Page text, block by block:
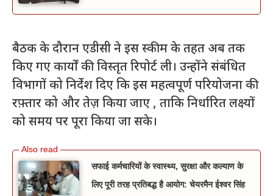
बैठक के दौरान एडीसी ने इस स्कीम के तहत अब तक
किए गए कार्यों की विस्तृत रिपोर्ट ली। उन्होंने संबंधित
विभागों को निर्देश दिए कि इस महत्वपूर्ण परियोजना की
रफ़्तार को और तेज़ किया जाए , ताकि निर्धारित लक्ष्यों
को समय पर पूरा किया जा सके।
सफाई कर्मचारियों के स्वास्थ्य, सुरक्षा और कल्याण के
लिए पूरी तरह प्रतिबद्ध है आयोग: चेयरमैन ईश्वर सिंह